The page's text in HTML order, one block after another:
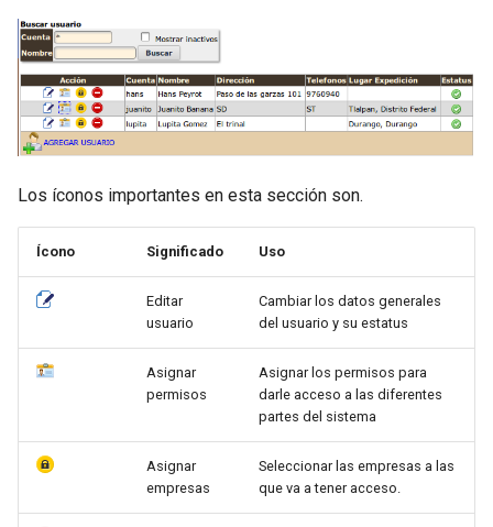
q
u
d
a
Catálogo Clientes
Catálogo Productos y
Servicios
Constructoras
Exportación
Notarios
INE
Leyendas Fiscales
Terceros
Vehículos Nuevos
Vehículos Usados
Cancelar
Consulta Estatus
Autoriza / Rechaza
Debuguear
Los íconos importantes en esta sección son.
Ícono Significado Uso
Editar
usuario
Cambiar los datos generales
del usuario y su estatus
Asignar
permisos
Asignar los permisos para
darle acceso a las diferentes
partes del sistema
Asignar
empresas
Seleccionar las empresas a las
que va a tener acceso.